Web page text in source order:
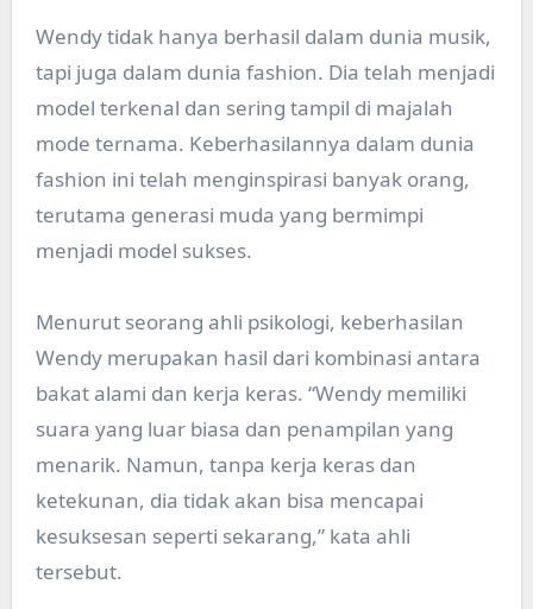
Wendy tidak hanya berhasil dalam dunia musik,
tapi juga dalam dunia fashion. Dia telah menjadi
model terkenal dan sering tampil di majalah
mode ternama. Keberhasilannya dalam dunia
fashion ini telah menginspirasi banyak orang,
terutama generasi muda yang bermimpi
menjadi model sukses.
Menurut seorang ahli psikologi, keberhasilan
Wendy merupakan hasil dari kombinasi antara
bakat alami dan kerja keras. “Wendy memiliki
suara yang luar biasa dan penampilan yang
menarik. Namun, tanpa kerja keras dan
ketekunan, dia tidak akan bisa mencapai
kesuksesan seperti sekarang,” kata ahli
tersebut.